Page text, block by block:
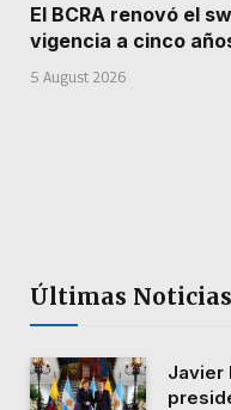
El BCRA renovó el
vigencia a cinco
5 August 2026
Últimas Noticias
Javier